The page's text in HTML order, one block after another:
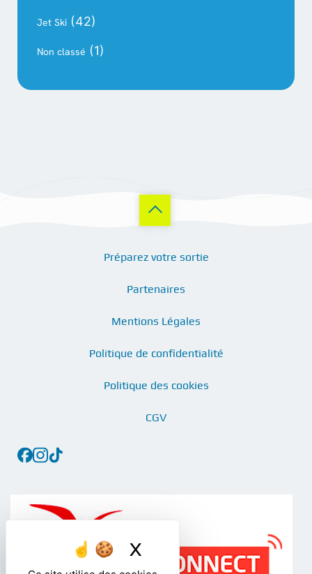
XMasquer le
Jet Ski (42)
Non classé (1)
Préparez votre sortie
Partenaires
Mentions Légales
Politique de confidentialité
Politique des cookies
CGV